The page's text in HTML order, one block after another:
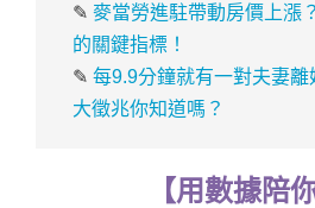
✎麥當勞進駐帶動房價上漲
的關鍵指標！
✎每9.9分鐘就有一對夫妻離
大徵兆你知道嗎？
【用數據陪